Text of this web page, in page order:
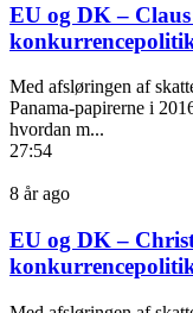
EU og DK – Claus
Med afsløringen af
Panama-papirerne i
hvordan m...
27:54
8 år ago
EU og DK –